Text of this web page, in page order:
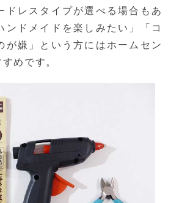
ドレスタイプが選べる場合もあ
ンドメイドを楽しみたい」「コ
が嫌」という方にはホームセン
めです。